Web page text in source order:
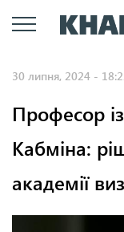
30 липня, 2024 -
Професор
Кабміна:
академії